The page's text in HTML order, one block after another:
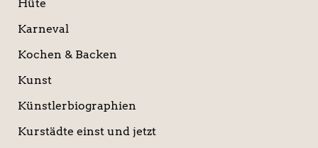
Hüte
Karneval
Kochen & Backen
Kunst
Künstlerbiographien
Kurstädte einst und jetzt